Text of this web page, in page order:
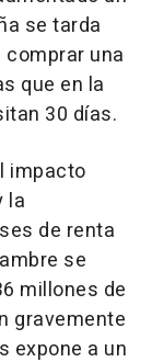
se tarda
comprar una
que en la
30 días.
impacto
la
de renta
se
millones de
gravemente
expone a un